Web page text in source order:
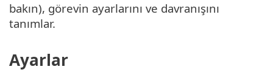
bakın), görevin ayarlarını ve davranışını
tanımlar.
Ayarlar